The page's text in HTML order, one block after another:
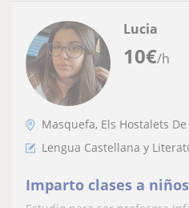
10€/h
Lucia
Masquefa, Els Hostalets De
Lengua Castellana y
Imparto clases a